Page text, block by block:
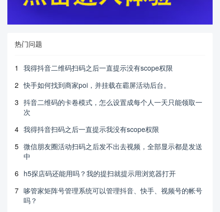
热门问题
1
我得抖音二维码扫码之后一直提示没有scope权限
2 快手如何找到商家poi，并挂载在霸屏活动后台。
3 抖音二维码的卡卷模式，怎么设置成每个人一天只能领取一
次
4 我得抖音扫码之后一直提示我没有scope权限
5 微信朋友圈活动扫码之后发不出去视频，全部显示都是发送
中
6 h5探店码还能用吗？我的提扫就提示用浏览器打开
7 哆管家矩阵号管理系统可以管理抖音、快手、视频号的帐号
吗？